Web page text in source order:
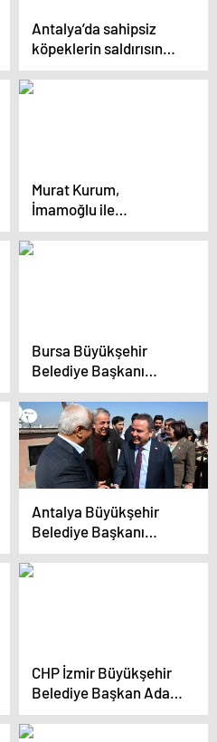
Antalya’da sahipsiz
köpeklerin saldırısında
10 kuzu telef oldu
Murat Kurum,
İmamoğlu ile
televizyon programına
çıkmayacağını belirtti
Bursa Büyükşehir
Belediye Başkanı
Alinur Aktaş, CHP’nin
Bursa Büyükşehir
Belediyesi Başkan
adayı Mustafa
Bozbey’in seçim
beyannamesini
eleştirdi
Antalya Büyükşehir
Belediye Başkanı
Muhittin Böcek,
Korkuteliler Derneği ve
CHP İzmir Büyükşehir
Belediye Başkan Adayı
Cemil Tugay: “İzmir’de
Yeni Nesil Belediyecilik